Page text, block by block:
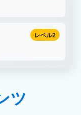
レベル2
ツ